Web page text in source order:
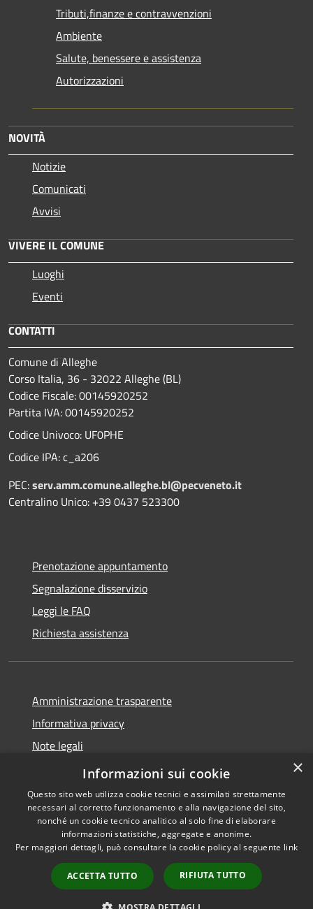
Tributi,finanze e contravvenzioni
Ambiente
Salute, benessere e assistenza
Autorizzazioni
NOVITÀ
Notizie
Comunicati
Avvisi
VIVERE IL COMUNE
Luoghi
Eventi
CONTATTI
Comune di Alleghe
Corso Italia, 36 - 32022 Alleghe (BL)
Codice Fiscale: 00145920252
Partita IVA: 00145920252
Codice Univoco: UF0PHE
Codice IPA: c_a206
PEC:serv.amm.comune.alleghe.bl@pecveneto.it
Centralino Unico: +39 0437 523300
Prenotazione appuntamento
Segnalazione disservizio
Leggi le FAQ
Richiesta assistenza
Amministrazione trasparente
Informativa privacy
Note legali
Dichiarazione di accessibilità
Accessibilità
Copyright © 2026 • Comune di
Alleghe • Powered by
Municipium•
Accesso
redazione
×
Informazioni sui cookie
Questo sito web utilizza cookie tecnici e assimilati strettamente
necessari al corretto funzionamento e alla navigazione del sito,
nonché un cookie tecnico analitico al solo fine di elaborare
informazioni statistiche, aggregate e anonime.
Per maggiori dettagli, può consultare la cookie policy al seguente link
ACCETTA TUTTO RIFIUTA TUTTO